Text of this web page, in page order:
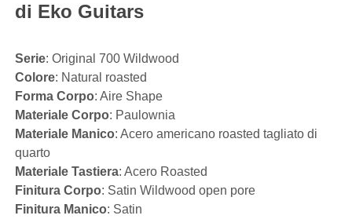
di Eko Guitars
Serie: Original 700 Wildwood
Colore: Natural roasted
Forma Corpo: Aire Shape
Materiale Corpo: Paulownia
Materiale Manico: Acero americano roasted tagliato di
quarto
Materiale Tastiera: Acero Roasted
Finitura Corpo: Satin Wildwood open pore
Finitura Manico: Satin